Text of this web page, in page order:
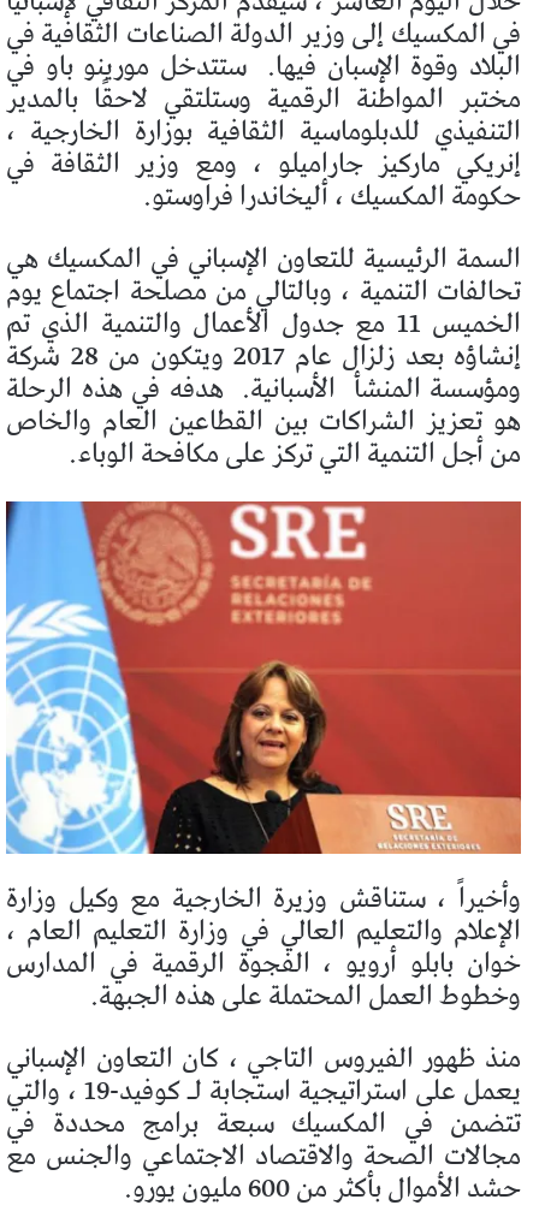
في المكسيك إلى وزير الدولة الصناعات الثقافية في
البلاد وقوة الإسبان فيها. ستتدخل مورينو باو في
مختبر المواطنة الرقمية وستلتقي لاحقًا بالمدير
التنفيذي للدبلوماسية الثقافية بوزارة الخارجية ،
إنريكي ماركيز جاراميلو ، ومع وزير الثقافة في
حكومة المكسيك ، أليخاندرا فراوستو.
السمة الرئيسية للتعاون الإسباني في المكسيك هي
تحالفات التنمية ، وبالتالي من مصلحة اجتماع يوم
الخميس 11 مع جدول الأعمال والتنمية الذي تم
إنشاؤه بعد زلزال عام 2017 ويتكون من 28 شركة
ومؤسسة المنشأ الأسبانية. هدفه في هذه الرحلة
هو تعزيز الشراكات بين القطاعين العام والخاص
من أجل التنمية التي تركز على مكافحة الوباء.
وأخيراً ، ستناقش وزيرة الخارجية مع وكيل وزارة
الإعلام والتعليم العالي في وزارة التعليم العام ،
خوان بابلو أرويو ، الفجوة الرقمية في المدارس
وخطوط العمل المحتملة على هذه الجبهة.
منذ ظهور الفيروس التاجي ، كان التعاون الإسباني
يعمل على استراتيجية استجابة لـ كوفيد-19 ، والتي
تتضمن في المكسيك سبعة برامج محددة في
مجالات الصحة والاقتصاد الاجتماعي والجنس مع
حشد الأموال بأكثر من 600 مليون يورو.